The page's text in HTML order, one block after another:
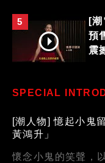
5
[
預
震
SPECIAL
[潮人物] 憶起小鬼
黃鴻升」
懷念小鬼的笑聲，